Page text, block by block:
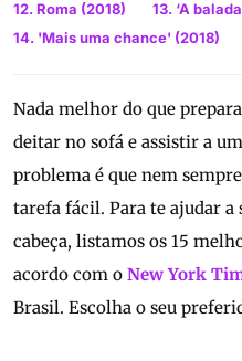
12. Roma (2018)
13. ‘A
14. 'Mais uma chance' (2018)
Nada melhor do que
deitar no sofá e assistir a
problema é que nem
tarefa fácil. Para te ajudar
cabeça, listamos os 15
acordo com o New York
Brasil. Escolha o seu